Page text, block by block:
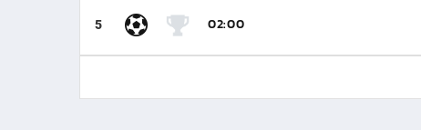
5 02:00